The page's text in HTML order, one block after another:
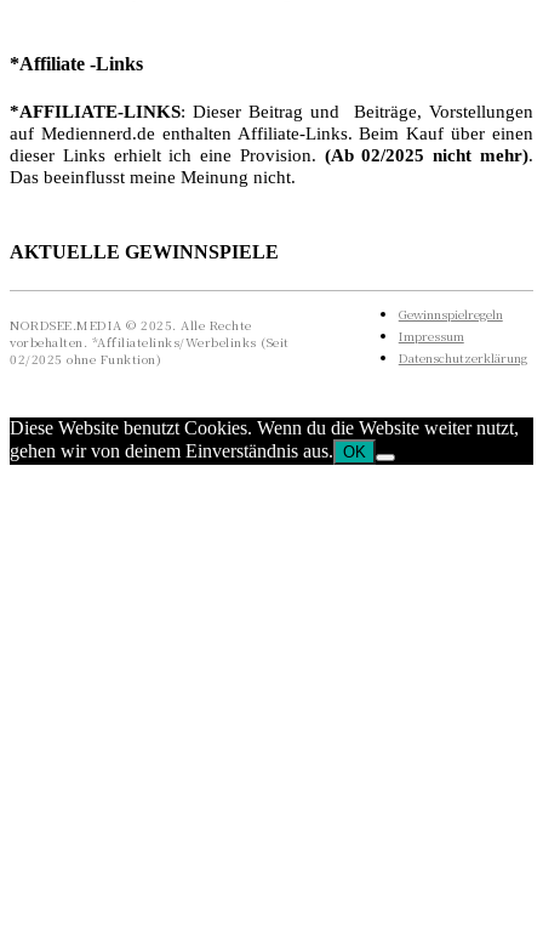
*Affiliate -Links
*AFFILIATE-LINKS: Dieser Beitrag und Beiträge, Vorstellungen
auf Mediennerd.de enthalten Affiliate-Links. Beim Kauf über einen
dieser Links erhielt ich eine Provision. (Ab 02/2025 nicht mehr).
Das beeinflusst meine Meinung nicht.
AKTUELLE GEWINNSPIELE
NORDSEE.MEDIA © 2025. Alle Rechte
vorbehalten. *Affiliatelinks/Werbelinks (Seit
02/2025 ohne Funktion)
Gewinnspielregeln
Impressum
Datenschutzerklärung
Diese Website benutzt Cookies. Wenn du die Website weiter nutzt,
gehen wir von deinem Einverständnis aus. OK